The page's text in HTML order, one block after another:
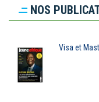
NOS
Visa et